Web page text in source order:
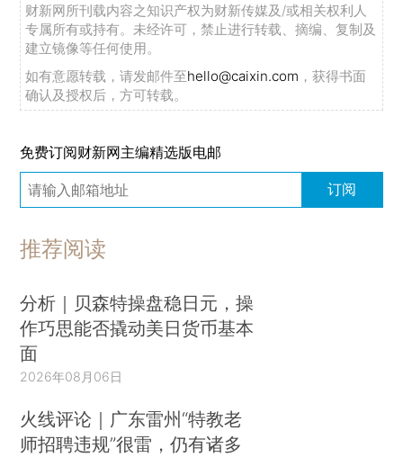
财新网所刊载内容之知识产权为财新传媒及/或相关权利人
专属所有或持有。未经许可，禁止进行转载、摘编、复制及
建立镜像等任何使用。
如有意愿转载，请发邮件至hello@caixin.com ，获得书面
确认及授权后，方可转载。
免费订阅财新网主编精选版电邮
订阅
推荐阅读
分析｜贝森特操盘稳日元，操
作巧思能否撬动美日货币基本
面
2026年08月06日
火线评论｜广东雷州“特教老
师招聘违规”很雷，仍有诸多